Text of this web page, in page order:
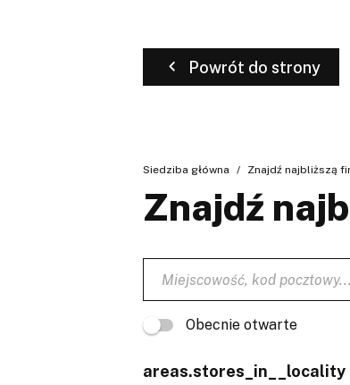
Powrót do strony
Siedziba główna Znajdź najbliższą
Znajdź
Obecnie otwarte
areas.stores_in__locality